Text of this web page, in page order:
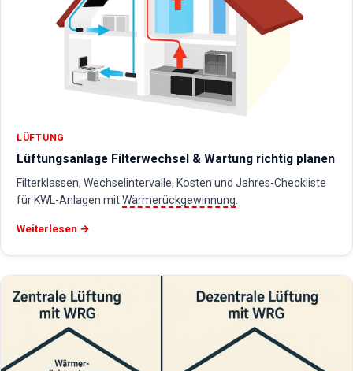
LÜFTUNG
Lüftungsanlage Filterwechsel & Wartung richtig planen
Filterklassen, Wechselintervalle, Kosten und Jahres-Checkliste
für KWL-Anlagen mitWärmerückgewinnung
Weiterlesen →